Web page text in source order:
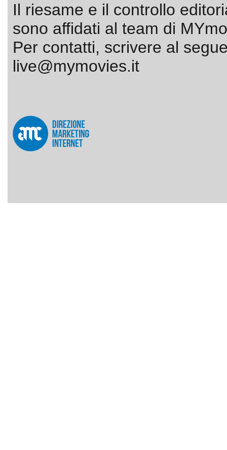
Il riesame e il controllo
sono affidati al team di
Per contatti, scrivere al
live@mymovies.it